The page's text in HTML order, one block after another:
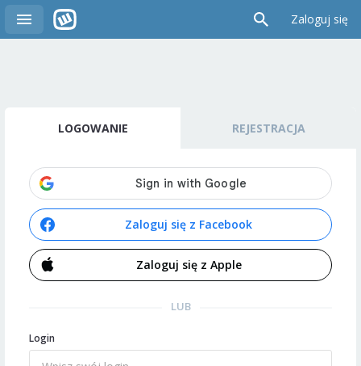
Zaloguj się
LOGOWANIE REJESTRACJA
Zaloguj się z Facebook
Zaloguj się z Apple
LUB
Login